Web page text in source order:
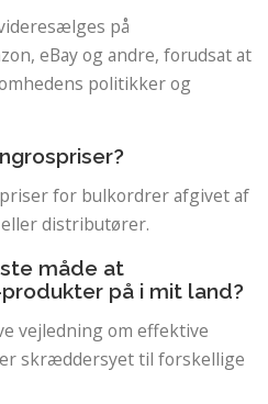
på
eBay og andre, forudsat at
politikker og
for bulkordrer afgivet af
distributører.
måde at
på i mit land?
vejledning om effektive
skræddersyet til forskellige